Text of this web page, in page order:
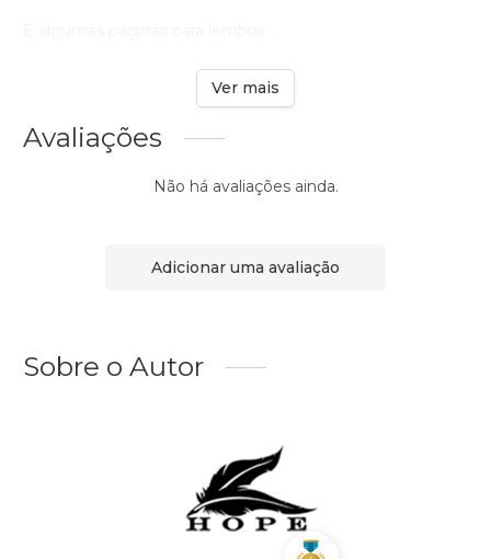
Ver mais
Avaliações
Não há avaliações ainda.
Adicionar uma avaliação
Sobre o Autor